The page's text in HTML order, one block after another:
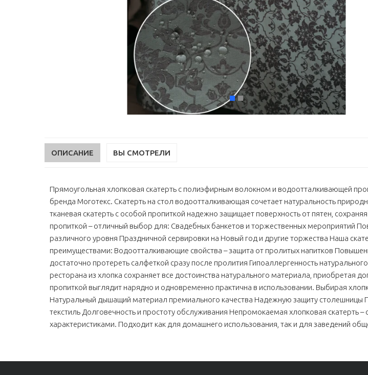
ОПИСАНИЕ ВЫ СМОТРЕЛИ
Прямоугольная хлопковая скатерть с полиэфирным волокном и водоотталкивающей
бренда Моготекс. Скатерть на стол водоотталкивающая сочетает натуральность
тканевая скатерть с особой пропиткой надежно защищает поверхность от пятен,
пропиткой – отличный выбор для: Свадебных банкетов и торжественных мероприятий
различного уровня Праздничной сервировки на Новый год и другие торжества Наша
преимуществами: Водоотталкивающие свойства – защита от пролитых напитков
достаточно протереть салфеткой сразу после пролития Гипоаллергенность
ресторана из хлопка сохраняет все достоинства натурального материала, приобретая
пропиткой выглядит нарядно и одновременно практична в использовании. Выбирая
Натуральный дышащий материал премиального качества Надежную защиту столешницы
текстиль Долговечность и простоту обслуживания Непромокаемая хлопковая скатерть
характеристиками. Подходит как для домашнего использования, так и для заведений